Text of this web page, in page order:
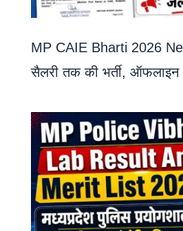
MP CAIE Bharti 2026
सैलरी तक की भर्ती,